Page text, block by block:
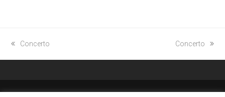
previous
Concerto
next
Concerto